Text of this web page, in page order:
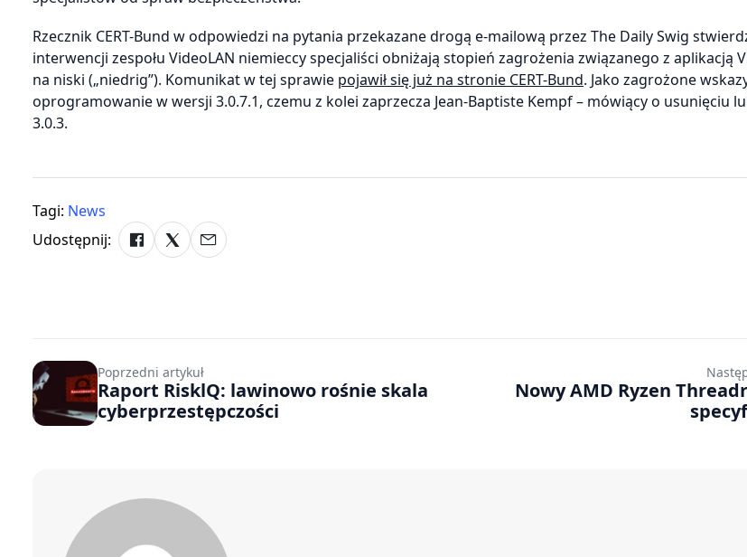
Rzecznik CERT-Bund w odpowiedzi na pytania przekazane drogą e-mailową przez The Daily Swig
interwencji zespołu VideoLAN niemieccy specjaliści obniżają stopień zagrożenia związanego z aplikacją
na niski („niedrig”). Komunikat w tej sprawie pojawił się już na stronie CERT-Bund. Jako zagrożone
oprogramowanie w wersji 3.0.7.1, czemu z kolei zaprzecza Jean-Baptiste Kempf – mówiący o usunięciu
3.0.3.
Tagi: News
Udostępnij:
Poprzedni artykuł
Raport RisklQ: lawinowo rośnie skala
cyberprzestępczości
Nowy AMD Ryzen